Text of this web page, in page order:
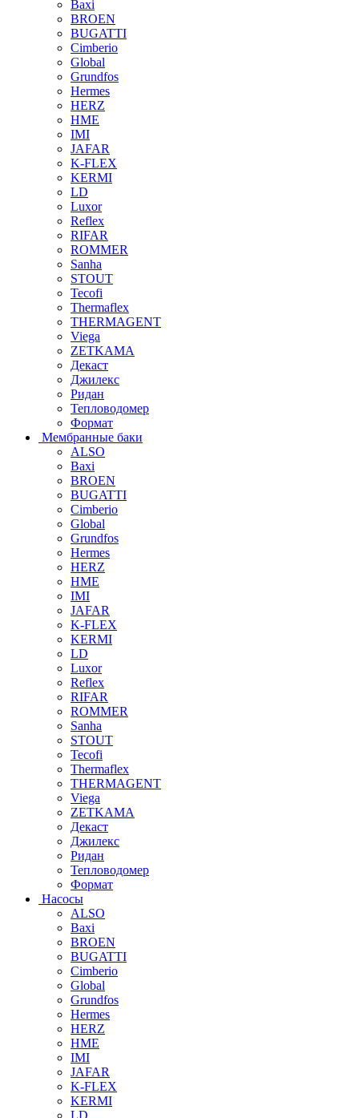
Baxi
BROEN
BUGATTI
Cimberio
Global
Grundfos
Hermes
HERZ
HME
IMI
JAFAR
K-FLEX
KERMI
LD
Luxor
Reflex
RIFAR
ROMMER
Sanha
STOUT
Tecofi
Thermaflex
THERMAGENT
Viega
ZETKAMA
Декаст
Джилекс
Ридан
Тепловодомер
Формат
Мембранные баки
ALSO
Baxi
BROEN
BUGATTI
Cimberio
Global
Grundfos
Hermes
HERZ
HME
IMI
JAFAR
K-FLEX
KERMI
LD
Luxor
Reflex
RIFAR
ROMMER
Sanha
STOUT
Tecofi
Thermaflex
THERMAGENT
Viega
ZETKAMA
Декаст
Джилекс
Ридан
Тепловодомер
Формат
Насосы
ALSO
Baxi
BROEN
BUGATTI
Cimberio
Global
Grundfos
Hermes
HERZ
HME
IMI
JAFAR
K-FLEX
KERMI
LD